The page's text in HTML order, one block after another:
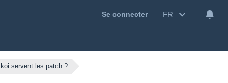
Se connecter FR
servent les patch ?